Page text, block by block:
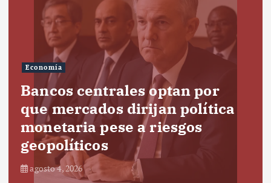
Economía
Bancos centrales optan por
que mercados dirijan política
monetaria pese a riesgos
geopolíticos
agosto 4, 2026